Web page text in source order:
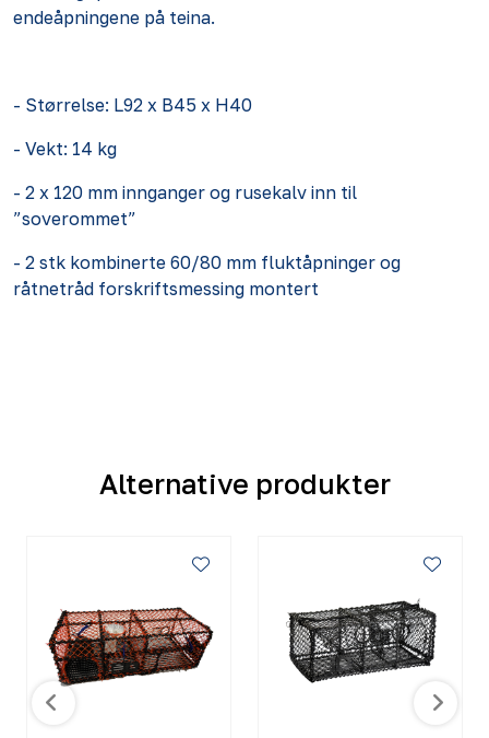
endeåpningene på teina.
- Størrelse: L92 x B45 x H40
- Vekt: 14 kg
- 2 x 120 mm innganger og rusekalv inn til
”soverommet”
- 2 stk kombinerte 60/80 mm fluktåpninger og
råtnetråd forskriftsmessing montert
Alternative produkter